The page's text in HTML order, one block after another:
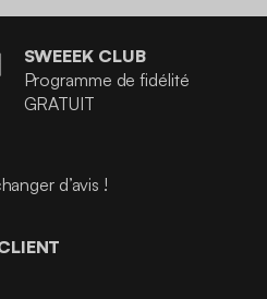
SWEEEK CLUB
Programme de fidélité
GRATUIT
d’avis !